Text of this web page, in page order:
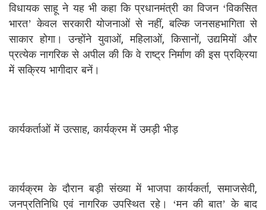
विधायक साहू ने यह भी कहा कि प्रधानमंत्री का विजन ‘विकसित
भारत’ केवल सरकारी योजनाओं से नहीं, बल्कि जनसहभागिता से
साकार होगा। उन्होंने युवाओं, महिलाओं, किसानों, उद्यमियों और
प्रत्येक नागरिक से अपील की कि वे राष्ट्र निर्माण की इस प्रक्रिया
में सक्रिय भागीदार बनें।
कार्यकर्ताओं में उत्साह, कार्यक्रम में उमड़ी भीड़
कार्यक्रम के दौरान बड़ी संख्या में भाजपा कार्यकर्ता, समाजसेवी,
जनप्रतिनिधि एवं नागरिक उपस्थित रहे। ‘मन की बात’ के बाद